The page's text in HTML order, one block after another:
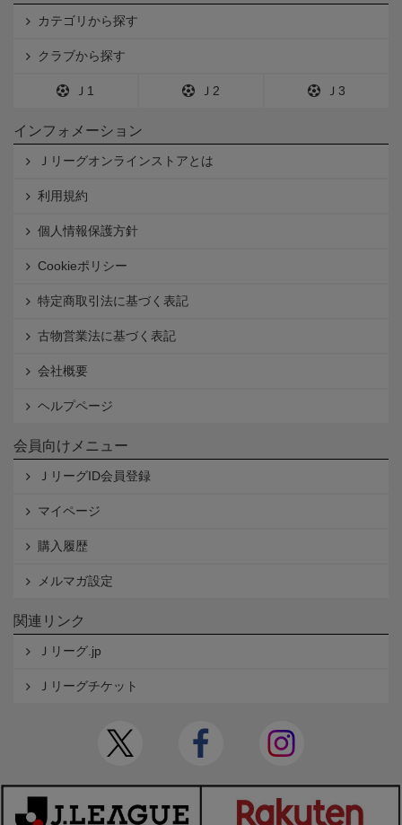
カテゴリから探す
クラブから探す
Ｊ1 Ｊ2 Ｊ3
インフォメーション
Ｊリーグオンラインストアとは
利用規約
個人情報保護方針
Cookieポリシー
特定商取引法に基づく表記
古物営業法に基づく表記
会社概要
ヘルプページ
会員向けメニュー
ＪリーグID会員登録
マイページ
購入履歴
メルマガ設定
関連リンク
Ｊリーグ.jp
Ｊリーグチケット